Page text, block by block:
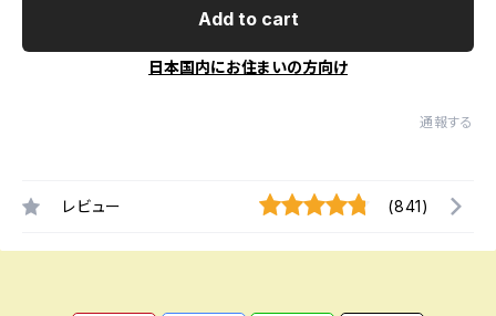
Add to cart
日本国内にお住まいの方向け
通報する
レビュー (841)